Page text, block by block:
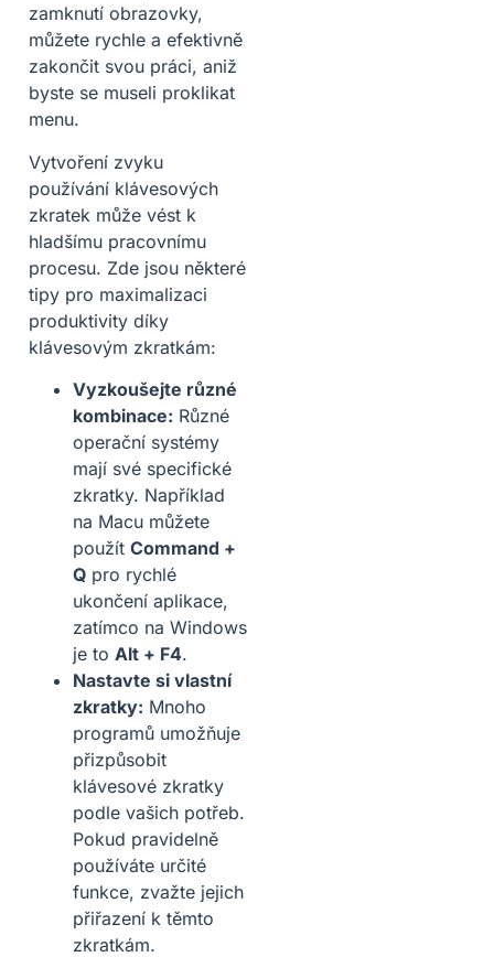
zamknutí obrazovky,
můžete rychle a efektivně
zakončit svou práci, aniž
byste se museli proklikat
menu.
Vytvoření zvyku
používání klávesových
zkratek může vést k
hladšímu pracovnímu
procesu. Zde jsou některé
tipy pro maximalizaci
produktivity díky
klávesovým zkratkám:
Vyzkoušejte různé
kombinace: Různé
operační systémy
mají své specifické
zkratky. Například
na Macu můžete
použít Command +
Q pro rychlé
ukončení aplikace,
zatímco na Windows
je to Alt + F4.
Nastavte si vlastní
zkratky: Mnoho
programů umožňuje
přizpůsobit
klávesové zkratky
podle vašich potřeb.
Pokud pravidelně
používáte určité
funkce, zvažte jejich
přiřazení k těmto
zkratkám.